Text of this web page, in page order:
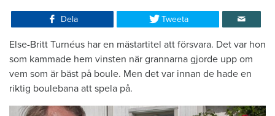
Dela Tweeta
Else-Britt Turnéus har en mästartitel att försvara. Det var hon
som kammade hem vinsten när grannarna gjorde upp om
vem som är bäst på boule. Men det var innan de hade en
riktig boulebana att spela på.